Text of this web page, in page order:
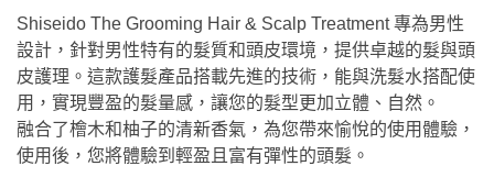
Shiseido The Grooming Hair & Scalp Treatment 專為男性
設計，針對男性特有的髮質和頭皮環境，提供卓越的髮與頭
皮護理。這款護髮產品搭載先進的技術，能與洗髮水搭配使
用，實現豐盈的髮量感，讓您的髮型更加立體、自然。
融合了檜木和柚子的清新香氣，為您帶來愉悅的使用體驗，
使用後，您將體驗到輕盈且富有彈性的頭髮。